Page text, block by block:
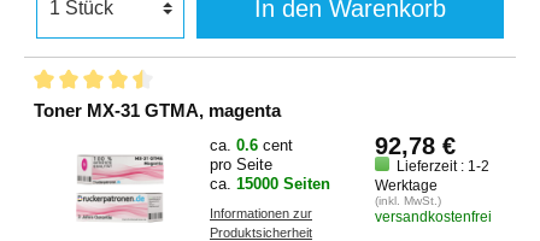
In den Warenkorb
Toner MX-31 GTMA, magenta
ca. 0.6 cent
pro Seite
ca. 15000 Seiten
Informationen zur
Produktsicherheit
92,78 €
Lieferzeit : 1-2
Werktage
(inkl. MwSt.)
versandkostenfrei